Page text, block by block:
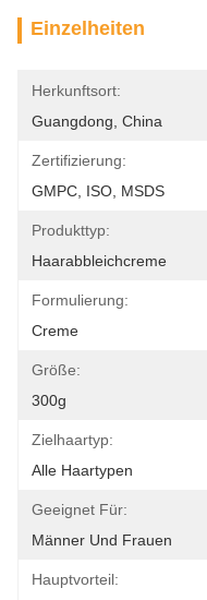
Einzelheiten
Herkunftsort:
Guangdong, China
Zertifizierung:
GMPC, ISO, MSDS
Produkttyp:
Haarabbleichcreme
Formulierung:
Creme
Größe:
300g
Zielhaartyp:
Alle Haartypen
Geeignet Für:
Männer Und Frauen
Hauptvorteil: